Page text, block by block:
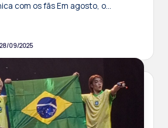
com os fãs Em agosto, o…
28/09/2025